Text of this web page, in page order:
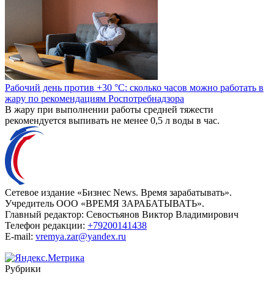
Рабочий день против +30 °C: сколько часов можно работать в
жару по рекомендациям Роспотребнадзора
В жару при выполнении работы средней тяжести
рекомендуется выпивать не менее 0,5 л воды в час.
Сетевое издание «Бизнес News. Время зарабатывать».
Учредитель ООО «ВРЕМЯ ЗАРАБАТЫВАТЬ».
Главный редактор: Севостьянов Виктор Владимирович
Телефон редакции: +79200141438
E-mail: vremya.zar@yandex.ru
Рубрики